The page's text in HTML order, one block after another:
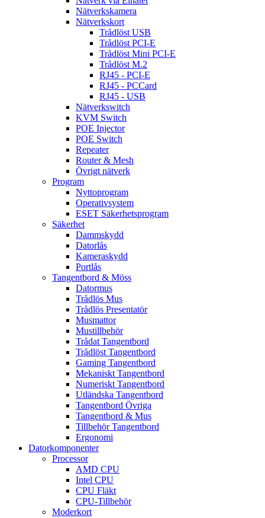
Nätverkskamera
Nätverkskort
Trådlöst USB
Trådlöst PCI-E
Trådlöst Mini PCI-E
Trådlöst M.2
RJ45 - PCI-E
RJ45 - PCCard
RJ45 - USB
Nätverkswitch
KVM Switch
POE Injector
POE Switch
Repeater
Router & Mesh
Övrigt nätverk
Program
Nyttoprogram
Operativsystem
ESET Säkerhetsprogram
Säkerhet
Dammskydd
Datorlås
Kameraskydd
Portlås
Tangentbord & Möss
Datormus
Trådlös Mus
Trådlös Presentatör
Musmattor
Mustillbehör
Trådat Tangentbord
Trådlöst Tangentbord
Gaming Tangentbord
Mekaniskt Tangentbord
Numeriskt Tangentbord
Utländska Tangentbord
Tangentbord Övriga
Tangentbord & Mus
Tillbehör Tangentbord
Ergonomi
Datorkomponenter
Processor
AMD CPU
Intel CPU
CPU Fläkt
CPU-Tillbehör
Moderkort